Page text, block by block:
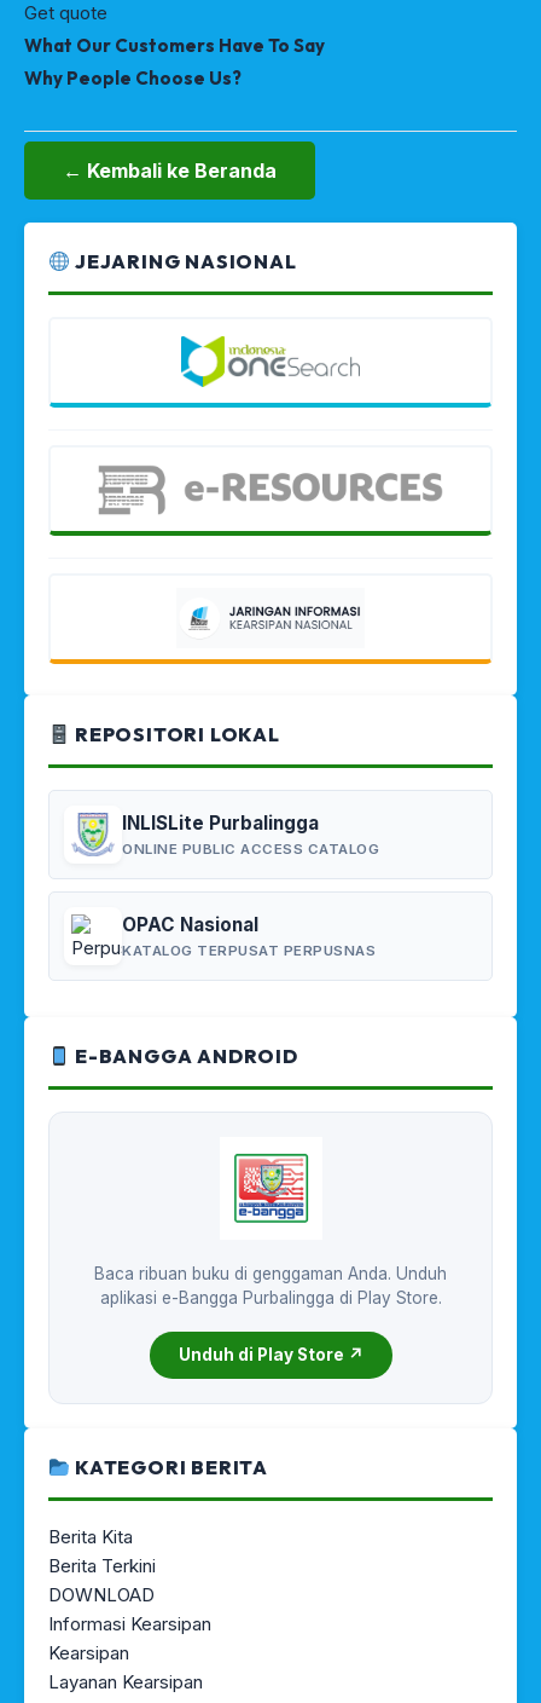
Get quote
What Our Customers Have To Say
Why People Choose Us?
← Kembali ke Beranda
JEJARING NASIONAL
REPOSITORI LOKAL
INLISLite Purbalingga
ONLINE PUBLIC ACCESS CATALOG
OPAC Nasional
KATALOG TERPUSAT PERPUSNAS
E-BANGGA ANDROID
Baca ribuan buku di genggaman Anda. Unduh
aplikasi e-Bangga Purbalingga di Play Store.
Unduh di Play Store ↗
KATEGORI BERITA
Berita Kita
Berita Terkini
DOWNLOAD
Informasi Kearsipan
Kearsipan
Layanan Kearsipan